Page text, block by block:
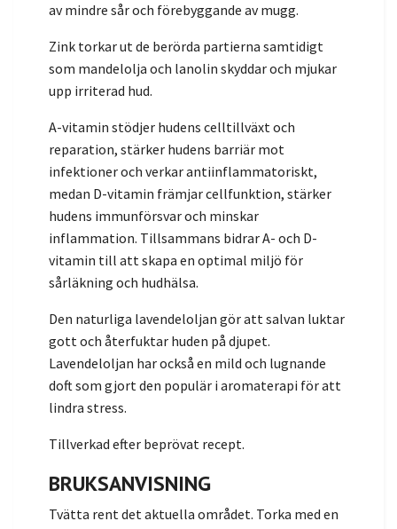
av mindre sår och förebyggande av mugg.
Zink torkar ut de berörda partierna samtidigt
som mandelolja och lanolin skyddar och mjukar
upp irriterad hud.
A-vitamin stödjer hudens celltillväxt och
reparation, stärker hudens barriär mot
infektioner och verkar antiinflammatoriskt,
medan D-vitamin främjar cellfunktion, stärker
hudens immunförsvar och minskar
inflammation. Tillsammans bidrar A- och D-
vitamin till att skapa en optimal miljö för
sårläkning och hudhälsa.
Den naturliga lavendeloljan gör att salvan luktar
gott och återfuktar huden på djupet.
Lavendeloljan har också en mild och lugnande
doft som gjort den populär i aromaterapi för att
lindra stress.
Tillverkad efter beprövat recept.
BRUKSANVISNING
Tvätta rent det aktuella området. Torka med en